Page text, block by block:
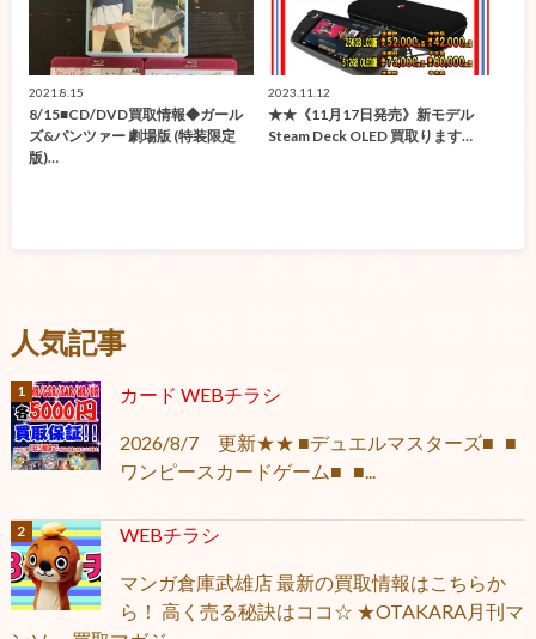
2021.8.15
8/15■CD/DVD買取情報◆ガール
ズ&パンツァー 劇場版 (特装限定
版)…
2023.11.12
★★《11月17日発売》新モデル
Steam Deck OLED 買取ります…
人気記事
カード WEBチラシ
2026/8/7 更新★★ ■デュエルマスターズ■ ■
ワンピースカードゲーム■ ■...
WEBチラシ
マンガ倉庫武雄店 最新の買取情報はこちらか
ら！ 高く売る秘訣はココ☆ ★OTAKARA月刊マ